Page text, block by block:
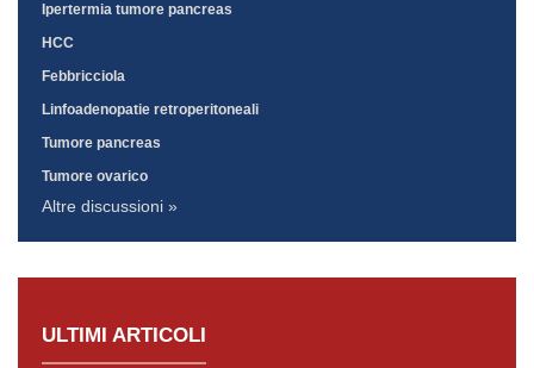
Ipertermia tumore pancreas
HCC
Febbricciola
Linfoadenopatie retroperitoneali
Tumore pancreas
Tumore ovarico
Altre discussioni »
ULTIMI ARTICOLI